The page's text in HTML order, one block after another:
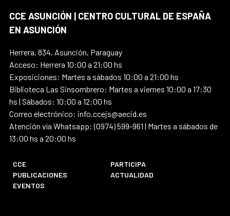
CCE ASUNCIÓN | CENTRO CULTURAL DE ESPAÑA
EN ASUNCIÓN
Herrera, 834, Asunción, Paraguay
Acceso: Herrera 10:00 a 21:00 hs
Exposiciones: Martes a sábados 10:00 a 21:00 hs
Biblioteca Las Sinsombrero: Martes a viernes 10:00 a 17:30
hs | Sábados: 10:00 a 12:00 hs
Correo electrónico: info.ccejs@aecid.es
Atención vía Whatsapp: (0974) 599-961 | Martes a sábados de
13:00 hs a 20:00 hs
CCE
PARTICIPA
PUBLICACIONES
ACTUALIDAD
EVENTOS